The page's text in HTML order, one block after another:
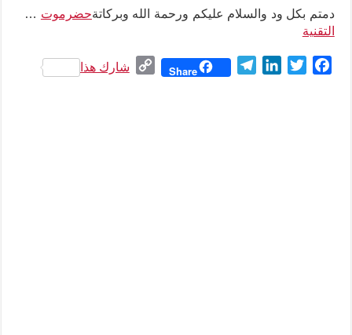
دمتم بكل ود والسلام عليكم ورحمة الله وبركاتة …حضرموت
التقنية
T
Share
Cشارك هذا